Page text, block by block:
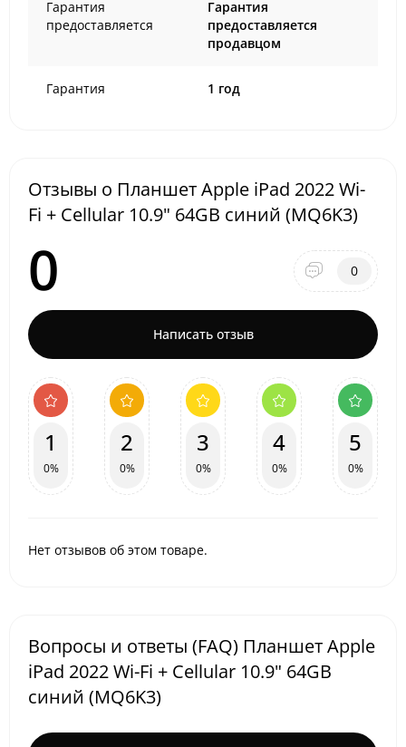
Гарантия
предоставляется
Гарантия
предоставляется
продавцом
Гарантия 1 год
Отзывы о Планшет Apple iPad 2022 Wi-
Fi + Cellular 10.9" 64GB синий (MQ6K3)
0 0
Написать отзыв
1
0%
2
0%
3
0%
4
0%
5
0%
Нет отзывов об этом товаре.
Вопросы и ответы (FAQ) Планшет Apple
iPad 2022 Wi-Fi + Cellular 10.9" 64GB
синий (MQ6K3)